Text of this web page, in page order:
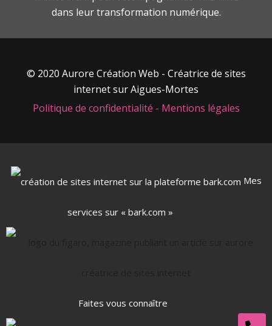
dans leur transformation numérique.
© 2020 Aurore Création Web - Créatrice de sites
internet sur Aigues-Mortes
Politique de confidentialité - Mentions légales
Mes
services sur « bark.com »
Faites vous connaître